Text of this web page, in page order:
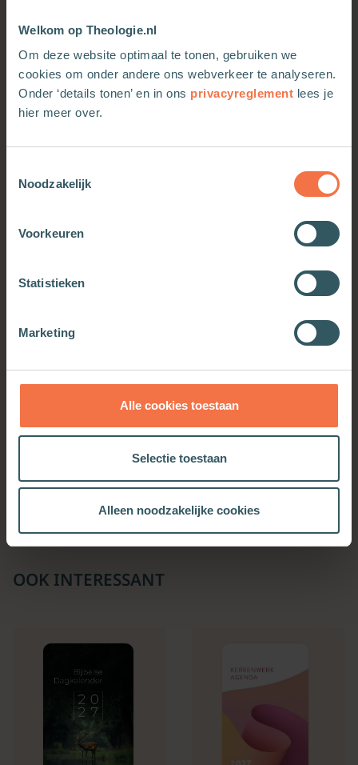
Welkom op Theologie.nl
Om deze website optimaal te tonen, gebruiken we
cookies om onder andere ons webverkeer te analyseren.
Onder ‘details tonen’ en in ons privacyreglement lees je
hier meer over.
Noodzakelijk
Voorkeuren
Statistieken
Marketing
Alle cookies toestaan
Selectie toestaan
Alleen noodzakelijke cookies
Meer informatie Meer informatie
OOK INTERESSANT